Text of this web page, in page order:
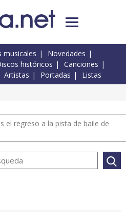
musicales
Novedades
históricos
Canciones
Artistas Portadas Listas
el regreso a la pista de baile de